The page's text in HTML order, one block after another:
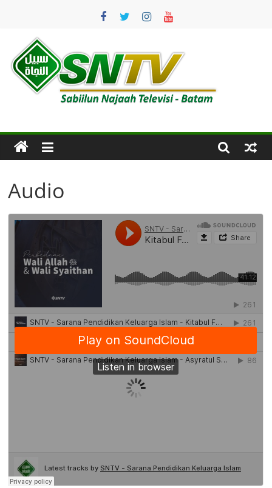
content
SNTV
Najaah
Televisi
–
Audio